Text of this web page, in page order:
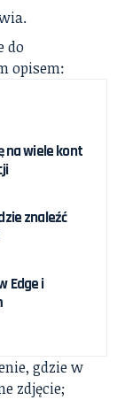
do
opisem:
na wiele kont
znaleźć
Edge i
gdzie w
zdjęcie;